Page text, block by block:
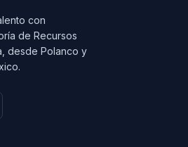
con
de Recursos
desde Polanco y